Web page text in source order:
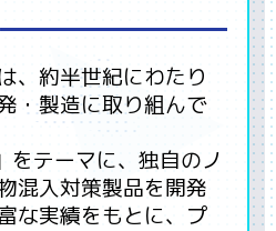
、約半世紀にわたり
・製造に取り組んで
をテーマに、独自のノ
混入対策製品を開発
な実績をもとに、プ